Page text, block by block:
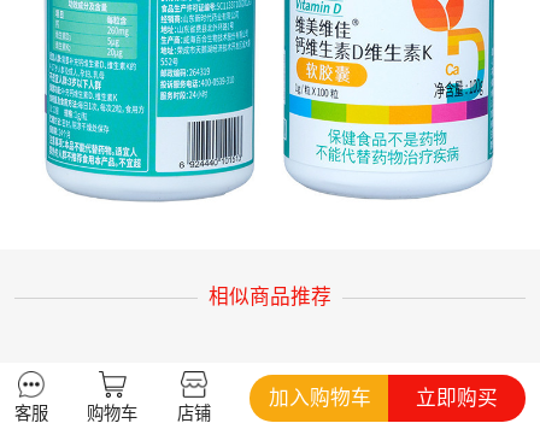
相似商品推荐
客服 购物车 店铺
加入购物车 立即购买